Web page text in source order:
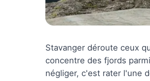
Stavanger déroute ceux
concentre des fjords
négliger, c'est rater l'une